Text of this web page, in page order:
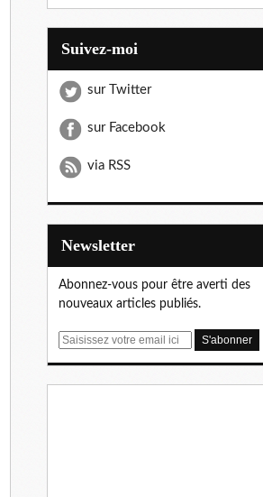
Suivez-moi
sur Twitter
sur Facebook
via RSS
Newsletter
Abonnez-vous pour être averti des
nouveaux articles publiés.
E